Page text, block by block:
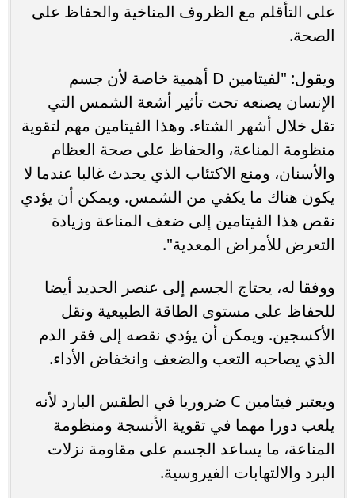
على التأقلم مع الظروف المناخية والحفاظ على
الصحة.
ويقول: "لفيتامين D أهمية خاصة لأن جسم
الإنسان يصنعه تحت تأثير أشعة الشمس التي
تقل خلال أشهر الشتاء. وهذا الفيتامين مهم لتقوية
منظومة المناعة، والحفاظ على صحة العظام
والأسنان، ومنع الاكتئاب الذي يحدث غالبا عندما لا
يكون هناك ما يكفي من الشمس. ويمكن أن يؤدي
نقص هذا الفيتامين إلى ضعف المناعة وزيادة
التعرض للأمراض المعدية".
ووفقا له، يحتاج الجسم إلى عنصر الحديد أيضا
للحفاظ على مستوى الطاقة الطبيعية ونقل
الأكسجين. ويمكن أن يؤدي نقصه إلى فقر الدم
الذي يصاحبه التعب والضعف وانخفاض الأداء.
ويعتبر فيتامين C ضروريا في الطقس البارد لأنه
يلعب دورا مهما في تقوية الأنسجة ومنظومة
المناعة، ما يساعد الجسم على مقاومة نزلات
البرد والالتهابات الفيروسية.